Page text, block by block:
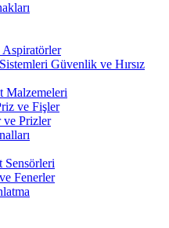
Aspiratörler
Güvenlik ve Hırsız
Malzemeleri
ve Fişler
ve Prizler
Sensörleri
Fenerler